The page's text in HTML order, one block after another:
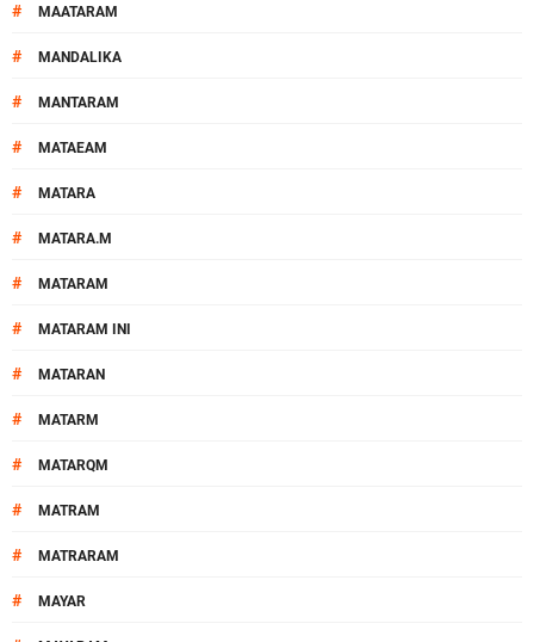
# MAATARAM
# MANDALIKA
# MANTARAM
# MATAEAM
# MATARA
# MATARA.M
# MATARAM
# MATARAM INI
# MATARAN
# MATARM
# MATARQM
# MATRAM
# MATRARAM
# MAYAR